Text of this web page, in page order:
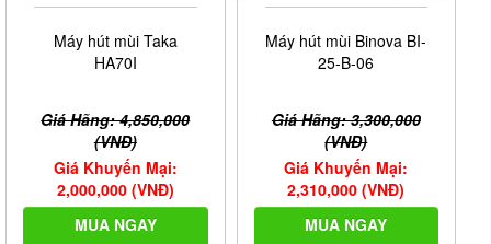
Máy hút mùi Taka
HA70I
Giá Hãng: 4,850,000
(VNĐ)
Giá Khuyến Mại:
2,000,000 (VNĐ)
MUA NGAY
Máy hút mùi Binova BI-
25-B-06
Giá Hãng: 3,300,000
(VNĐ)
Giá Khuyến Mại:
2,310,000 (VNĐ)
MUA NGAY